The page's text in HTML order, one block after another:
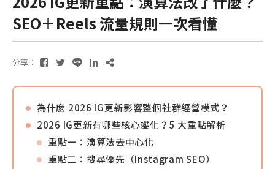
SEO＋Reels 流量規則一次看懂
分享：
為什麼 2026 IG更新影響整個社群經營模式？
2026 IG更新有哪些核心變化？5 大重點解析
重點一：演算法去中心化
重點二：搜尋優先（Instagram SEO）